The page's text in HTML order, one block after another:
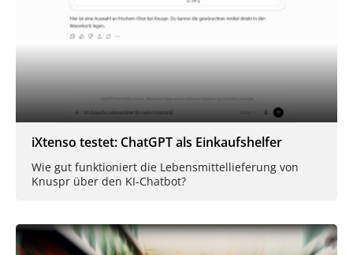
iXtenso testet: ChatGPT als Einkaufshelfer
Wie gut funktioniert die Lebensmittellieferung von
Knuspr über den KI-Chatbot?